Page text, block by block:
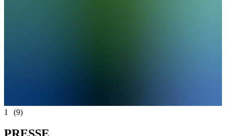
1 (9)
PRESSE